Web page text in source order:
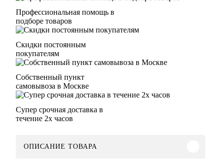
Профессиональная помощь в
подборе товаров
Скидки постоянным
покупателям
Собственный пункт
самовывоза в Москве
Супер срочная доставка в
течение 2х часов
ОПИСАНИЕ ТОВАРА